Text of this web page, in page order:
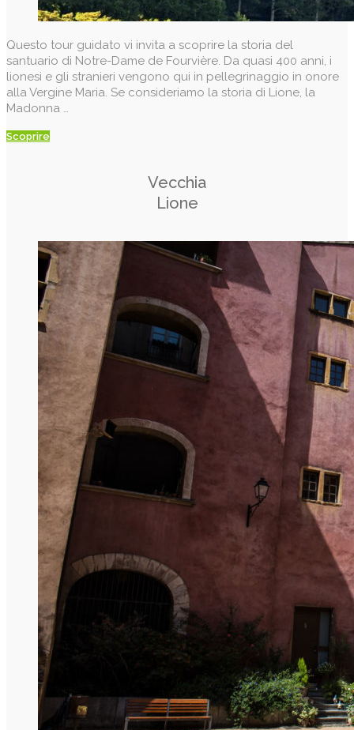
Questo tour guidato vi invita a scoprire la storia del
santuario di Notre-Dame de Fourvière. Da quasi 400 anni, i
lionesi e gli stranieri vengono qui in pellegrinaggio in onore
alla Vergine Maria. Se consideriamo la storia di Lione, la
Madonna …
Scoprire
Vecchia
Lione